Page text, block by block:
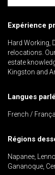
nous
Expérience
Hard Working,
relocations.
estate
Kingston and
Langues
French /
Régions
Napanee,
Gananoque,